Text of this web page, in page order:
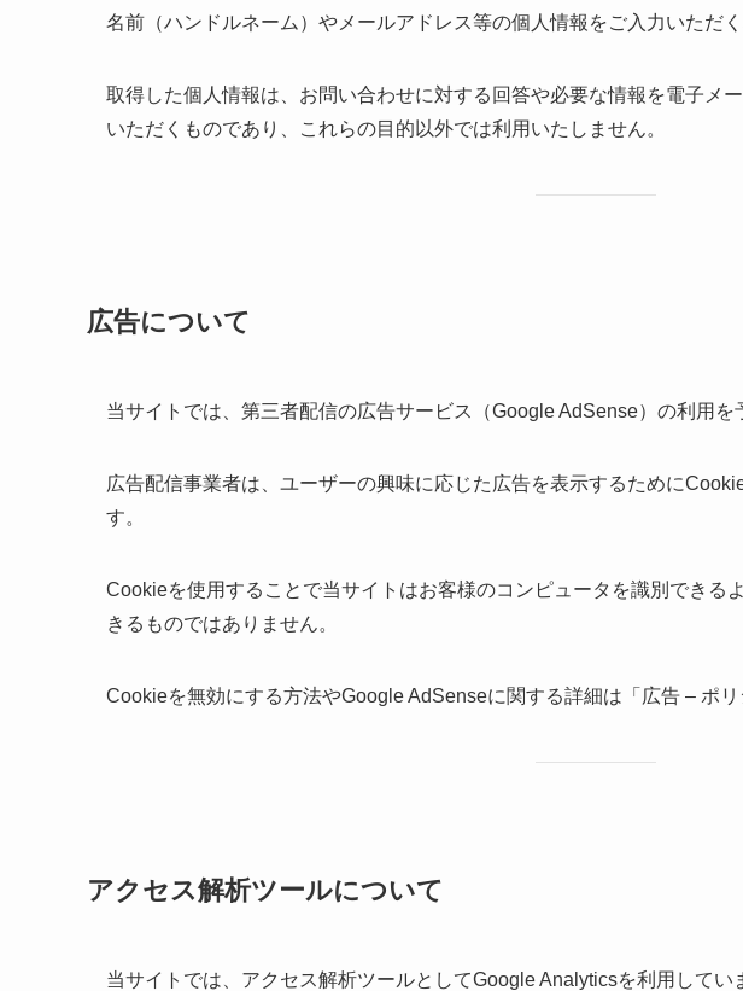
名前（ハンドルネーム）やメールアドレス等の個人情報をご入力いただく
取得した個人情報は、お問い合わせに対する回答や必要な情報を電子メ
いただくものであり、これらの目的以外では利用いたしません。
広告について
当サイトでは、第三者配信の広告サービス（Google AdSense）の利用を
広告配信事業者は、ユーザーの興味に応じた広告を表示するために
す。
Cookieを使用することで当サイトはお客様のコンピュータを識別できる
きるものではありません。
Cookieを無効にする方法やGoogle AdSenseに関する詳細は「広告 – ポリ
アクセス解析ツールについて
当サイトでは、アクセス解析ツールとしてGoogle Analyticsを利用してい